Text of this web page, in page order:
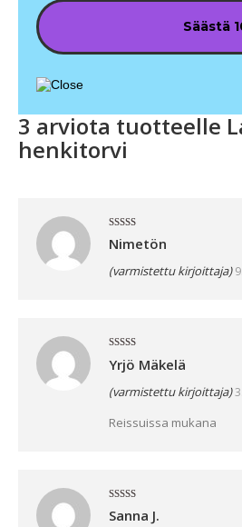
3 arviota tuotteelle
henkitorvi
Arvostelu
tuotteesta:
Nimetön
(varmistettu kirjoittaja)
tuotteesta:5
Yrjö Mäkelä
(varmistettu kirjoittaja)
Reissuissa mukana
tuotteesta:5
Sanna J.